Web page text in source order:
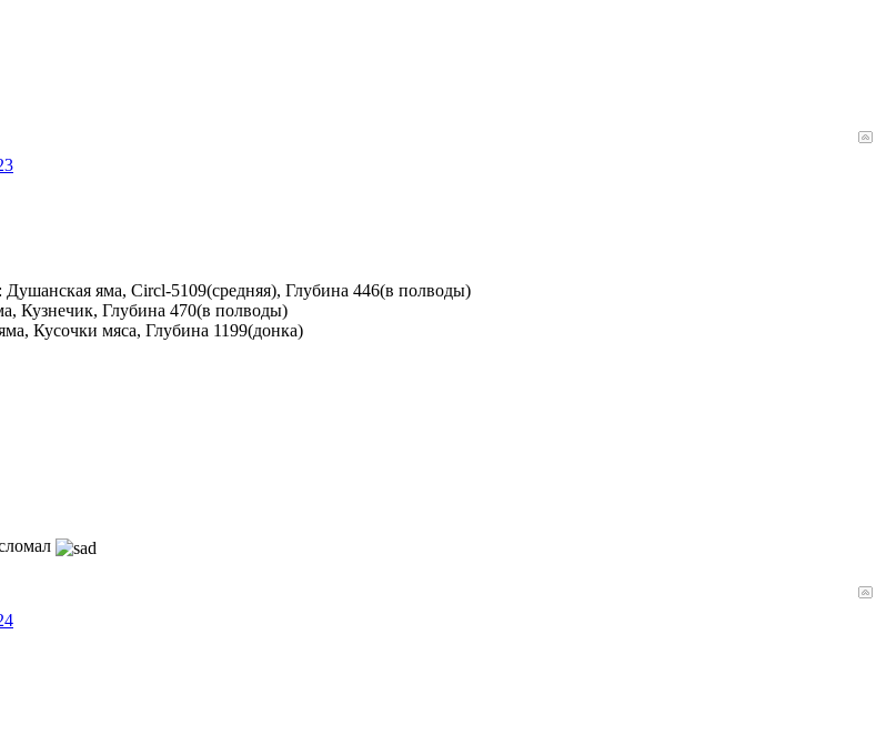
яма, Circl-5109(средняя), Глубина 446(в полводы)
Кузнечик, Глубина 470(в полводы)
Кусочки мяса, Глубина 1199(донка)